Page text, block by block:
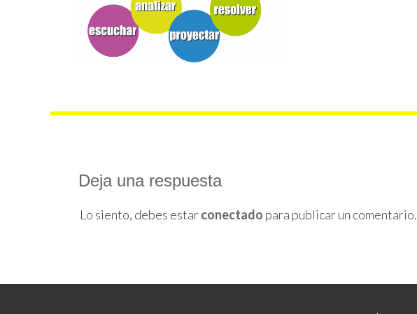
Deja una respuesta
Lo siento, debes estarconectado para publicar un comentario.